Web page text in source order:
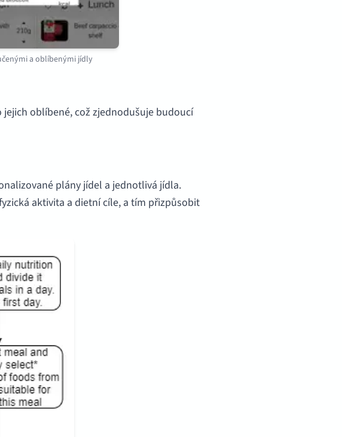
a oblíbenými jídly
oblíbené, což zjednodušuje budoucí
plány jídel a jednotlivá jídla.
aktivita a dietní cíle, a tím přizpůsobit